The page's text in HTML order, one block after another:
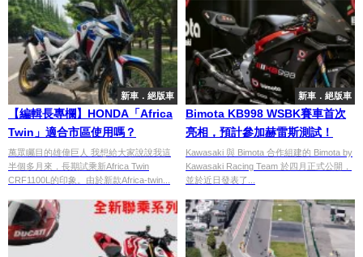
新車．絕版車
【編輯長專欄】HONDA「Africa
Twin」適合市區使用嗎？
萬眾矚目的雄偉巨人 我想給大家說說我這
半個多月來，長期試乘新Africa Twin
CRF1100L的印象。由於新款Africa-twin...
新車．絕版車
Bimota KB998 WSBK賽車首次
亮相，預計參加赫雷斯測試！
Kawasaki 與 Bimota 合作組建的 Bimota by
Kawasaki Racing Team 於四月正式公開，
並於近日發表了...